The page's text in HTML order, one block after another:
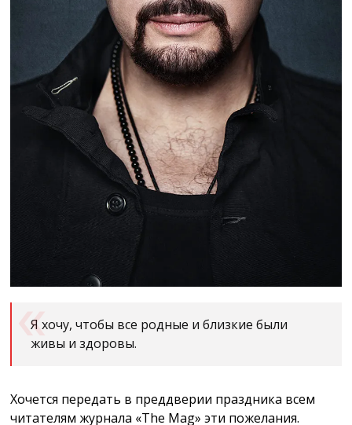
Я хочу, чтобы все родные и близкие были
живы и здоровы.
Хочется передать в преддверии праздника всем
читателям журнала «The Mag» эти пожелания.